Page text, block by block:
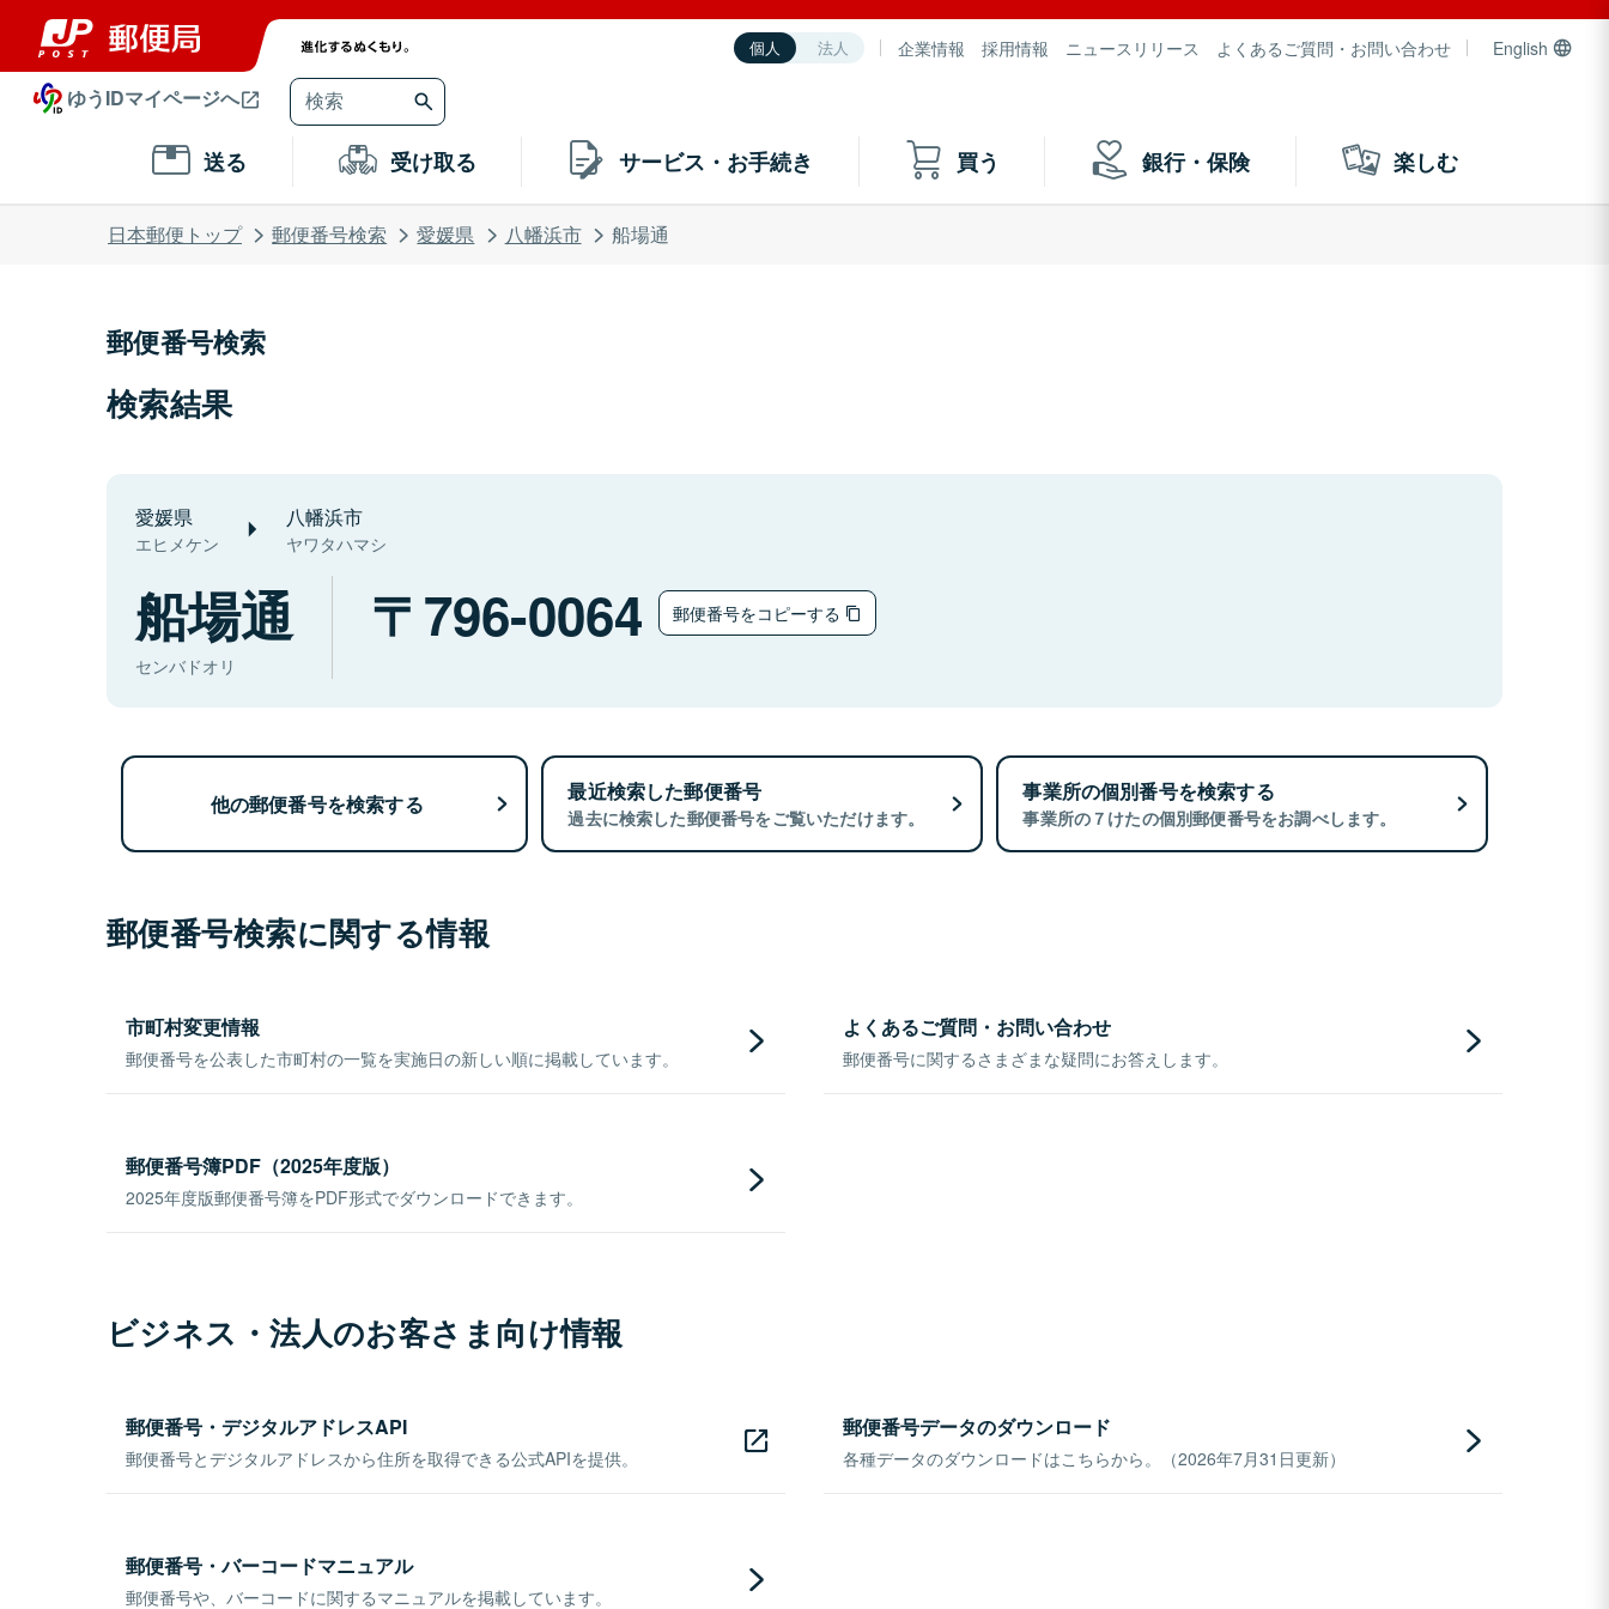
個人 法人 企業情報 採用情報 ニュースリリース よくあるご質問・お問い合わせ English
ゆうIDマイページへ
送る 受け取る サービス・お手続き 買う 銀行・保険 楽しむ
日本郵便トップ 郵便番号検索 愛媛県 八幡浜市 船場通
郵便番号検索
検索結果
愛媛県
エヒメケン
八幡浜市
ヤワタハマシ
船場通
センバドオリ
796-0064 郵便番号をコピーする
他の郵便番号を検索する 最近検索した郵便番号
過去に検索した郵便番号をご覧いただけます。
事業所の個別番号を検索する
事業所の７けたの個別郵便番号をお調べします。
郵便番号検索に関する情報
市町村変更情報
郵便番号を公表した市町村の一覧を実施日の新しい順に掲載しています。
よくあるご質問・お問い合わせ
郵便番号に関するさまざまな疑問にお答えします。
郵便番号簿PDF（2025年度版）
2025年度版郵便番号簿をPDF形式でダウンロードできます。
ビジネス・法人のお客さま向け情報
郵便番号・デジタルアドレスAPI
郵便番号とデジタルアドレスから住所を取得できる公式APIを提供。
郵便番号データのダウンロード
各種データのダウンロードはこちらから。（2026年7月31日更新）
郵便番号・バーコードマニュアル
郵便番号や、バーコードに関するマニュアルを掲載しています。